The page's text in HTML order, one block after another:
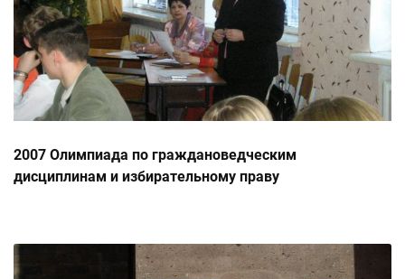
2007 Олимпиада по граждановедческим
дисциплинам и избирательному праву